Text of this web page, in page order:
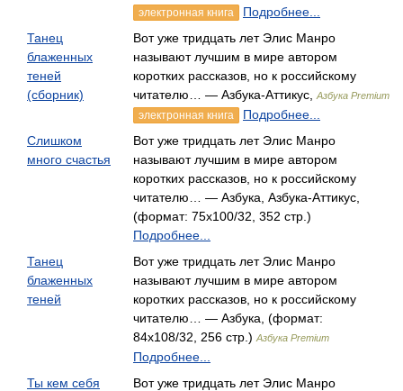
электронная книга
Подробнее...
Танец
блаженных
теней
(сборник)
Вот уже тридцать лет Элис Манро
называют лучшим в мире автором
коротких рассказов, но к российскому
читателю… — Азбука-Аттикус,
Азбука Premium
электронная книга
Подробнее...
Слишком
много счастья
Вот уже тридцать лет Элис Манро
называют лучшим в мире автором
коротких рассказов, но к российскому
читателю… — Азбука, Азбука-Аттикус,
(формат: 75x100/32, 352 стр.)
Подробнее...
Танец
блаженных
теней
Вот уже тридцать лет Элис Манро
называют лучшим в мире автором
коротких рассказов, но к российскому
читателю… — Азбука, (формат:
84x108/32, 256 стр.) Азбука Premium
Подробнее...
Ты кем себя
Вот уже тридцать лет Элис Манро